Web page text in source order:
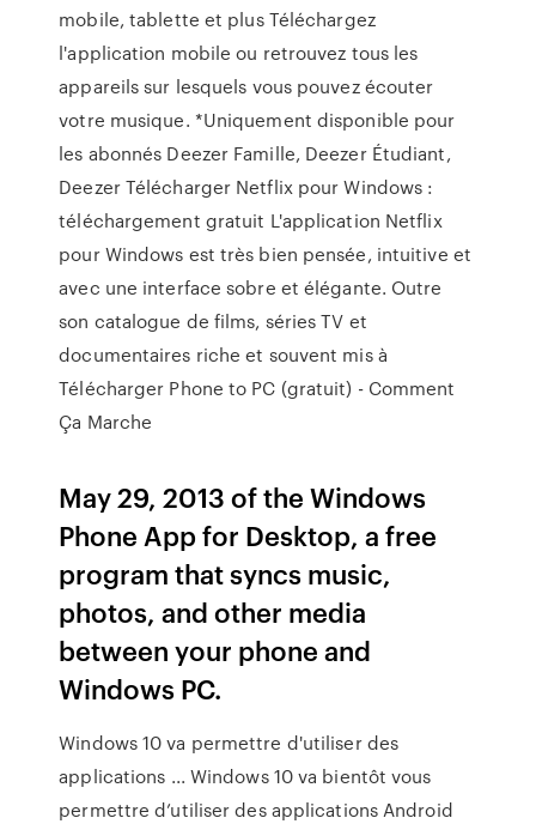
mobile, tablette et plus Téléchargez
l'application mobile ou retrouvez tous les
appareils sur lesquels vous pouvez écouter
votre musique. *Uniquement disponible pour
les abonnés Deezer Famille, Deezer Étudiant,
Deezer Télécharger Netflix pour Windows :
téléchargement gratuit L'application Netflix
pour Windows est très bien pensée, intuitive et
avec une interface sobre et élégante. Outre
son catalogue de films, séries TV et
documentaires riche et souvent mis à
Télécharger Phone to PC (gratuit) - Comment
Ça Marche
May 29, 2013 of the Windows
Phone App for Desktop, a free
program that syncs music,
photos, and other media
between your phone and
Windows PC.
Windows 10 va permettre d'utiliser des
applications ... Windows 10 va bientôt vous
permettre d’utiliser des applications Android